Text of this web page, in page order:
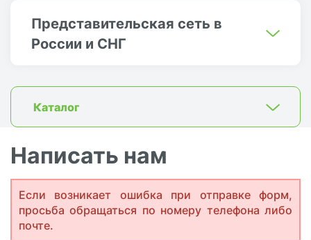
Представительская сеть в
России и СНГ
Каталог
Написать нам
Если возникает ошибка при отправке форм,
просьба обращаться по номеру телефона либо
почте.